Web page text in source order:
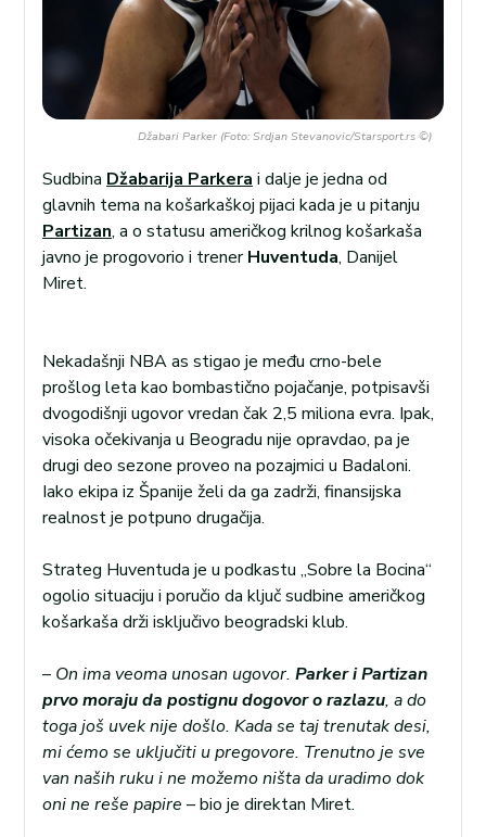
Džabari Parker (Foto: Srdjan Stevanovic/Starsport.rs ©)
Sudbina Džabarija Parkera i dalje je jedna od
glavnih tema na košarkaškoj pijaci kada je u pitanju
Partizan, a o statusu američkog krilnog košarkaša
javno je progovorio i trenerHuventuda, Danijel
Miret.
Nekadašnji NBA as stigao je među crno-bele
prošlog leta kao bombastično pojačanje, potpisavši
dvogodišnji ugovor vredan čak 2,5 miliona evra. Ipak,
visoka očekivanja u Beogradu nije opravdao, pa je
drugi deo sezone proveo na pozajmici u Badaloni.
Iako ekipa iz Španije želi da ga zadrži, finansijska
realnost je potpuno drugačija.
Strateg Huventuda je u podkastu „Sobre la Bocina“
ogolio situaciju i poručio da ključ sudbine američkog
košarkaša drži isključivo beogradski klub.
– On ima veoma unosan ugovor. Parker i Partizan
prvo moraju da postignu dogovor o razlazu, a do
toga još uvek nije došlo. Kada se taj trenutak desi,
mi ćemo se uključiti u pregovore. Trenutno je sve
van naših ruku i ne možemo ništa da uradimo dok
oni ne reše papire – bio je direktan Miret.